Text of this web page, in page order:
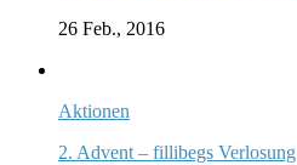
26 Feb., 2016
Aktionen
2. Advent – fillibegs Verlosung